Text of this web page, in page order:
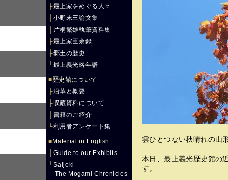
├最上家をめぐる人々
├小野末三論文集
├ 片桐繁雄執筆資料集
├最上家臣余録
├郷土の歴史
└最上義光略年譜
■歴史館について
├沿革と概要
├収蔵資料について
├書籍のご紹介
└利用者アンケート集
■ Material in English
├Guide to our Exhibits
└Saijoki -
The Mogami Chronicles -
雲ひとつない秋晴れの山
本日、最上義光歴史館の
す。